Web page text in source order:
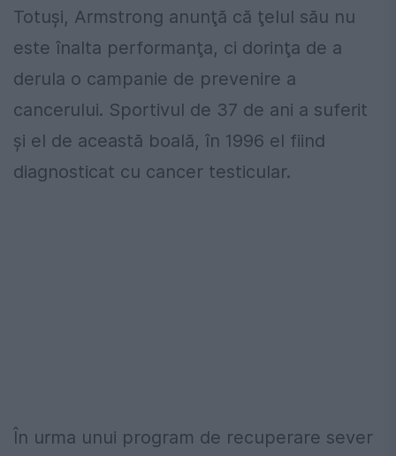
Totuşi, Armstrong anunţă că ţelul său nu
este înalta performanţa, ci dorinţa de a
derula o campanie de prevenire a
cancerului. Sportivul de 37 de ani a suferit
şi el de această boală, în 1996 el fiind
diagnosticat cu cancer testicular.
În urma unui program de recuperare sever